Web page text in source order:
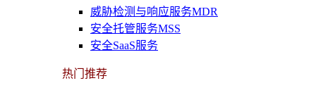
威胁检测与响应服务MDR
安全托管服务MSS
安全SaaS服务
热门推荐